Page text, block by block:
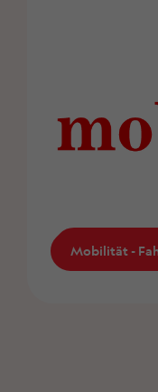
Mobilität -
Mobilität -